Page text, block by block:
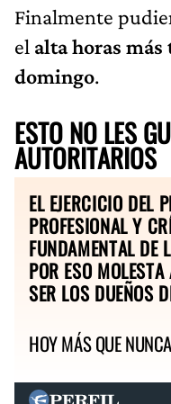
Finalmente
el alta horas
domingo.
ESTO NO LES
AUTORITARIOS
EL EJERCICIO DEL
PROFESIONAL Y
FUNDAMENTAL DE
POR ESO
SER LOS DUEÑOS
HOY MÁS QUE NUNCA